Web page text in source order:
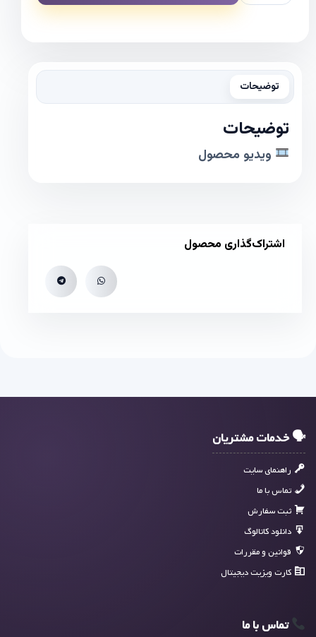
توضیحات
توضیحات
ویدیو محصول
اشتراک‌گذاری محصول
🗣 خدمات مشتریان
راهنمای سایت
تماس با ما
ثبت سفارش
دانلود کاتالوگ
قوانین و مقررات
کارت ویزیت دیجیتال
تماس با ما